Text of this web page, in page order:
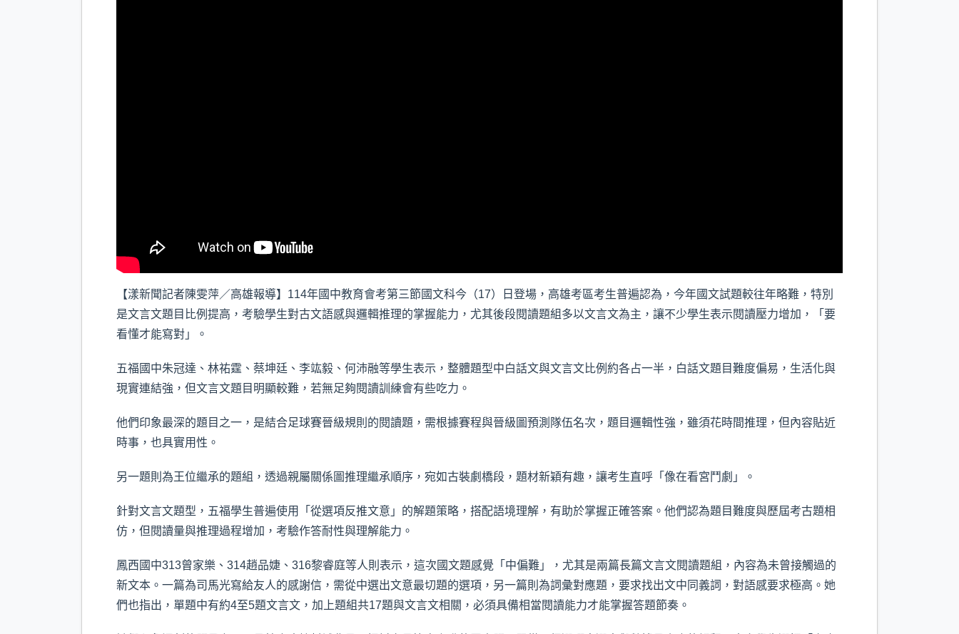
【漾新聞記者陳雯萍／高雄報導】114年國中教育會考第三節國文科今（17）日登場，高雄考區考生普遍認為，今年國文試題較往年略難，特別
是文言文題目比例提高，考驗學生對古文語感與邏輯推理的掌握能力，尤其後段閱讀題組多以文言文為主，讓不少學生表示閱讀壓力增加，「要
看懂才能寫對」。
五福國中朱冠達、林祐霆、蔡坤廷、李竑毅、何沛融等學生表示，整體題型中白話文與文言文比例約各占一半，白話文題目難度偏易，生活化與
現實連結強，但文言文題目明顯較難，若無足夠閱讀訓練會有些吃力。
他們印象最深的題目之一，是結合足球賽晉級規則的閱讀題，需根據賽程與晉級圖預測隊伍名次，題目邏輯性強，雖須花時間推理，但內容貼近
時事，也具實用性。
另一題則為王位繼承的題組，透過親屬關係圖推理繼承順序，宛如古裝劇橋段，題材新穎有趣，讓考生直呼「像在看宮鬥劇」。
針對文言文題型，五福學生普遍使用「從選項反推文意」的解題策略，搭配語境理解，有助於掌握正確答案。他們認為題目難度與歷屆考古題相
仿，但閱讀量與推理過程增加，考驗作答耐性與理解能力。
鳳西國中313曾家樂、314趙品婕、316黎睿庭等人則表示，這次國文題感覺「中偏難」，尤其是兩篇長篇文言文閱讀題組，內容為未曾接觸過的
新文本。一篇為司馬光寫給友人的感謝信，需從中選出文意最切題的選項，另一篇則為詞彙對應題，要求找出文中同義詞，對語感要求極高。她
們也指出，單題中有約4至5題文言文，加上題組共17題與文言文相關，必須具備相當閱讀能力才能掌握答題節奏。